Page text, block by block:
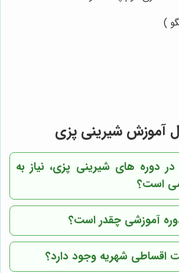
)
آموزش شیرینی پزی
دوره های شیرینی پزی، نیاز به
است؟
آموزشی چقدر است؟
اقساطی شهریه وجود دارد؟